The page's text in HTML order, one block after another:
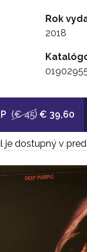
Rok
2018
(€ 45) € 39,60
je dostupný v